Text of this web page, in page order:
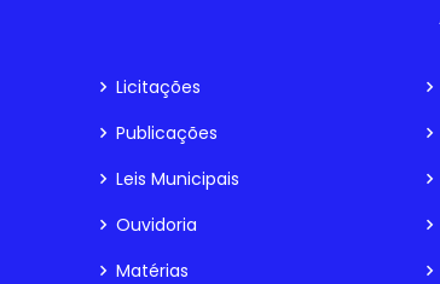
Licitações
Publicações
Leis Municipais
Ouvidoria
Matérias